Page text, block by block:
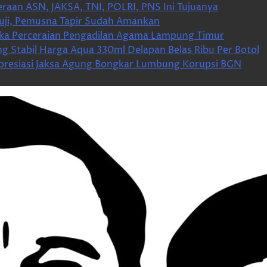
ASN, JAKSA, TNI, POLRI, PNS Ini Tujuanya
Pemusna Tapir Sudah Amankan
Perceraian Pengadilan Agama Lampung Timur
Stabil Harga Aqua 330ml Delapan Belas Ribu Per Botol
Jaksa Agung Bongkar Lumbung Korupsi BGN